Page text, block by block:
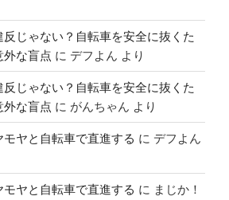
じゃない？自転車を安全に抜くた
外な盲点 に デフよん より
じゃない？自転車を安全に抜くた
外な盲点 に がんちゃん より
ヤと自転車で直進する に デフよん
ヤと自転車で直進する に まじか！